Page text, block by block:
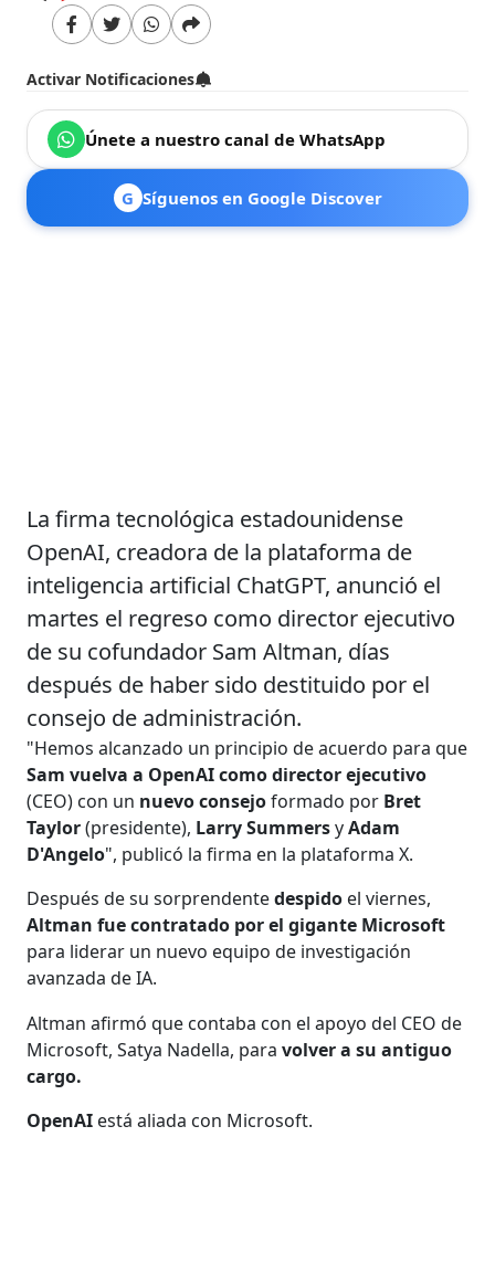
Activar Notificaciones
Únete a nuestro canal de WhatsApp
G Síguenos en Google Discover
La firma tecnológica estadounidense
OpenAI, creadora de la plataforma de
inteligencia artificial ChatGPT, anunció el
martes el regreso como director ejecutivo
de su cofundador Sam Altman, días
después de haber sido destituido por el
consejo de administración.
"Hemos alcanzado un principio de acuerdo para que
Sam vuelva a OpenAI como director ejecutivo
(CEO) con un nuevo consejoformado por Bret
Taylor(presidente), Larry SummersyAdam
D'Angelo", publicó la firma en la plataforma X.
Después de su sorprendentedespido el viernes,
Altman fue contratado por el gigante Microsoft
para liderar un nuevo equipo de investigación
avanzada de IA.
Altman afirmó que contaba con el apoyo del CEO de
Microsoft, Satya Nadella, para volver a su antiguo
cargo.
OpenAI está aliada con Microsoft.